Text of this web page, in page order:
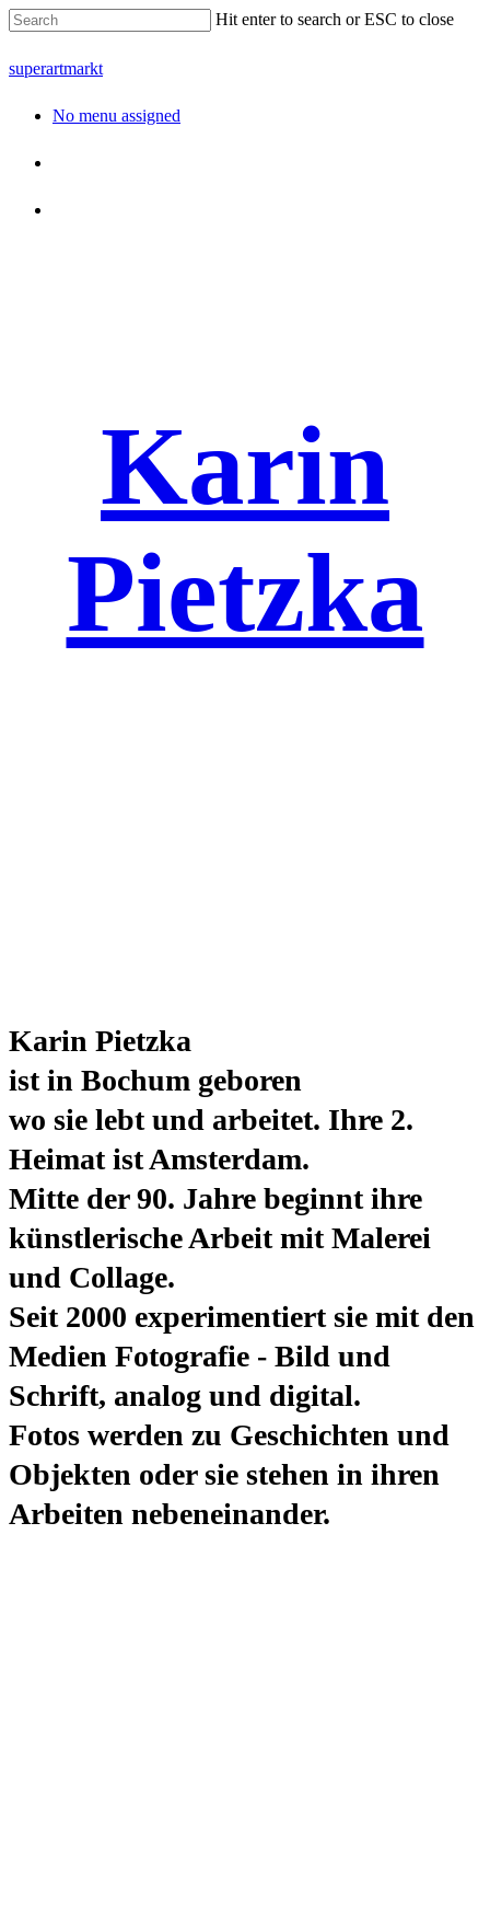
Hit enter to search or ESC to close
superartmarkt
No menu assigned
Karin
Pietzka
Karin Pietzka
ist in Bochum geboren
wo sie lebt und arbeitet. Ihre 2.
Heimat ist Amsterdam.
Mitte der 90. Jahre beginnt ihre
künstlerische Arbeit mit Malerei
und Collage.
Seit 2000 experimentiert sie mit den
Medien Fotografie - Bild und
Schrift, analog und digital.
Fotos werden zu Geschichten und
Objekten oder sie stehen in ihren
Arbeiten nebeneinander.